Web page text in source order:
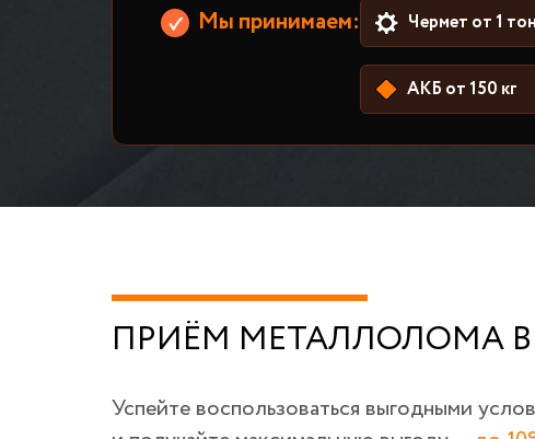
Мы принимаем: Чермет от 1
АКБ от 150 кг
ПРИЁМ МЕТАЛЛОЛОМА В
Успейте воспользоваться выгодными